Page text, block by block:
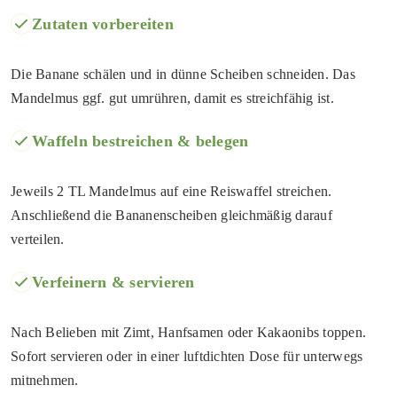
Zutaten vorbereiten
Die Banane schälen und in dünne Scheiben schneiden. Das
Mandelmus ggf. gut umrühren, damit es streichfähig ist.
Waffeln bestreichen & belegen
Jeweils 2 TL Mandelmus auf eine Reiswaffel streichen.
Anschließend die Bananenscheiben gleichmäßig darauf
verteilen.
Verfeinern & servieren
Nach Belieben mit Zimt, Hanfsamen oder Kakaonibs toppen.
Sofort servieren oder in einer luftdichten Dose für unterwegs
mitnehmen.